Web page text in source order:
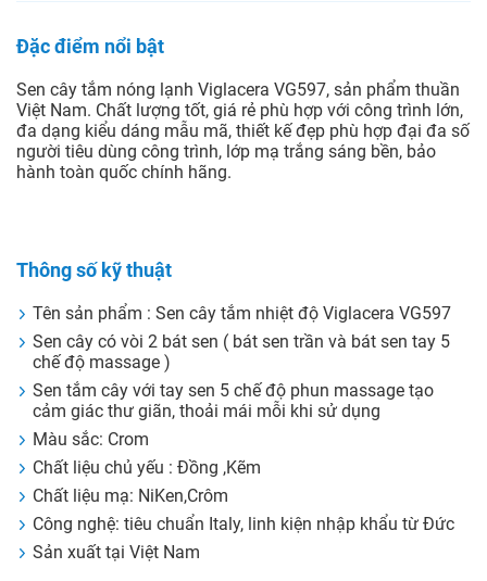
Đặc điểm nổi bật
Sen cây tắm nóng lạnh Viglacera VG597, sản phẩm thuần
Việt Nam. Chất lượng tốt, giá rẻ phù hợp với công trình lớn,
đa dạng kiểu dáng mẫu mã, thiết kế đẹp phù hợp đại đa số
người tiêu dùng công trình, lớp mạ trắng sáng bền, bảo
hành toàn quốc chính hãng.
Thông số kỹ thuật
Tên sản phẩm : Sen cây tắm nhiệt độ Viglacera VG597
Sen cây có vòi 2 bát sen ( bát sen trần và bát sen tay 5
chế độ massage )
Sen tắm cây với tay sen 5 chế độ phun massage tạo
cảm giác thư giãn, thoải mái mỗi khi sử dụng
Màu sắc: Crom
Chất liệu chủ yếu : Đồng ,Kẽm
Chất liệu mạ: NiKen,Crôm
Công nghệ: tiêu chuẩn Italy, linh kiện nhập khẩu từ Đức
Sản xuất tại Việt Nam